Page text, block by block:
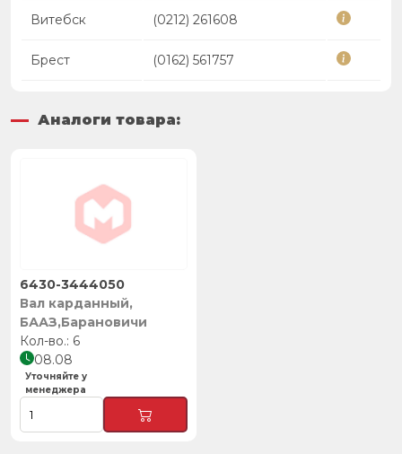
Витебск (0212) 261608
Брест (0162) 561757
Аналоги товара:
Вал карданный,
БААЗ,Барановичи
6430-3444050
6
08.08
Уточняйте у
менеджера